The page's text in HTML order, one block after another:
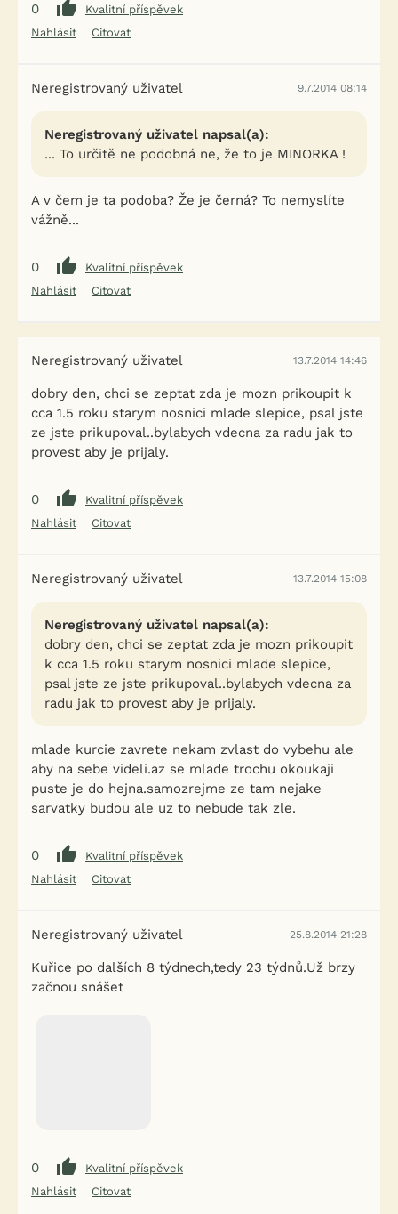
0
Kvalitní příspěvek
Nahlásit
Citovat
Neregistrovaný uživatel 9.7.2014 08:14
Neregistrovaný uživatel napsal(a):
... To určitě ne podobná ne, že to je MINORKA !
A v čem je ta podoba? Že je černá? To nemyslíte
vážně...
0
Kvalitní příspěvek
Nahlásit
Citovat
Neregistrovaný uživatel 13.7.2014 14:46
dobry den, chci se zeptat zda je mozn prikoupit k
cca 1.5 roku starym nosnici mlade slepice, psal jste
ze jste prikupoval..bylabych vdecna za radu jak to
provest aby je prijaly.
0
Kvalitní příspěvek
Nahlásit
Citovat
Neregistrovaný uživatel 13.7.2014 15:08
Neregistrovaný uživatel napsal(a):
dobry den, chci se zeptat zda je mozn prikoupit
k cca 1.5 roku starym nosnici mlade slepice,
psal jste ze jste prikupoval..bylabych vdecna za
radu jak to provest aby je prijaly.
mlade kurcie zavrete nekam zvlast do vybehu ale
aby na sebe videli.az se mlade trochu okoukaji
puste je do hejna.samozrejme ze tam nejake
sarvatky budou ale uz to nebude tak zle.
0
Kvalitní příspěvek
Nahlásit
Citovat
Neregistrovaný uživatel 25.8.2014 21:28
Kuřice po dalších 8 týdnech,tedy 23 týdnů.Už brzy
začnou snášet
0
Kvalitní příspěvek
Nahlásit
Citovat